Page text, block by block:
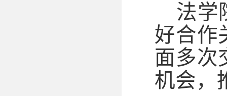
法学
好合作
面多次
机会，